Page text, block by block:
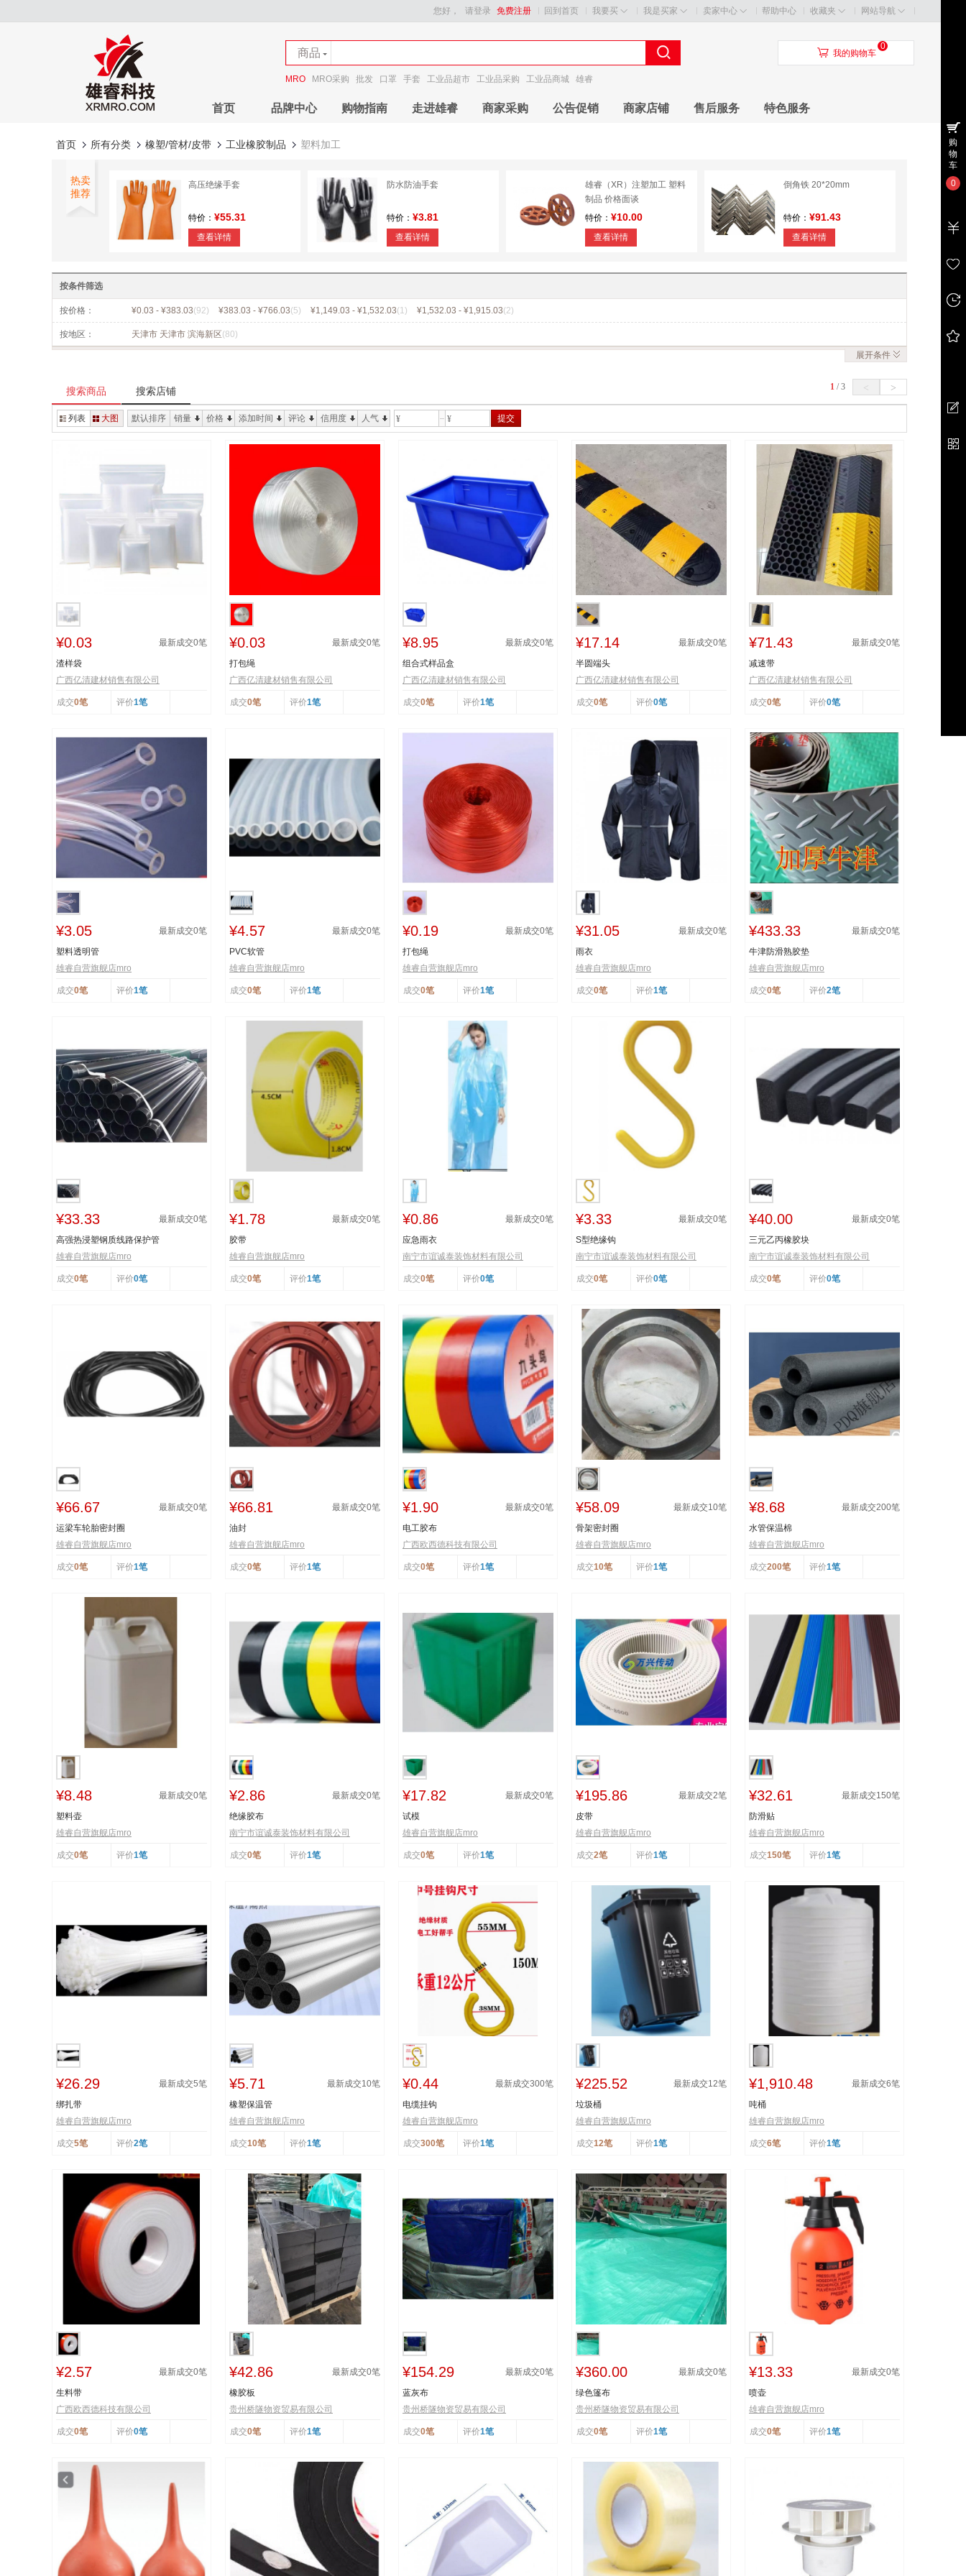
回到首页 我要买 我是买家 卖家中心 帮助中心 收藏夹 网站导航
您好， 请登录 免费注册
商品
店铺
MRO MRO采购 批发 口罩 手套 工业品超市 工业品采购 工业品商城 雄睿
󰃦 我的购物车
0
首页 品牌中心 购物指南 走进雄睿 商家采购 公告促销 商家店铺 售后服务 特色服务
首页 所有分类 橡塑/管材/皮带 工业橡胶制品 塑料加工
热卖
推荐
高压绝缘手套
特价： ¥55.31
查看详情
防水防油手套
特价： ¥3.81
查看详情
雄睿（XR）注塑加工 塑料
制品 价格面谈
特价： ¥10.00
查看详情
倒角铁 20*20mm
特价： ¥91.43
查看详情
特价：¥132.03
查看详情
按条件筛选
按价格： ¥0.03 - ¥383.03(92) ¥383.03 - ¥766.03(5) ¥1,149.03 - ¥1,532.03(1) ¥1,532.03 - ¥1,915.03(2)
按地区： 天津市 天津市 滨海新区(80)
展开条件
搜索商品 搜索店铺 1 / 3 < >
列表 大图 默认排序 销量 价格 添加时间 评论 信用度 人气 ¥ ¥ 提交
¥0.03 最新成交0笔
渣样袋
广西亿清建材销售有限公司
成交0笔 评价1笔
¥0.03 最新成交0笔
打包绳
广西亿清建材销售有限公司
成交0笔 评价1笔
¥8.95 最新成交0笔
组合式样品盒
广西亿清建材销售有限公司
成交0笔 评价1笔
¥17.14 最新成交0笔
半圆端头
广西亿清建材销售有限公司
成交0笔 评价0笔
¥71.43 最新成交0笔
减速带
广西亿清建材销售有限公司
成交0笔 评价0笔
¥3.05 最新成交0笔
塑料透明管
雄睿自营旗舰店mro
成交0笔 评价1笔
¥4.57 最新成交0笔
PVC软管
雄睿自营旗舰店mro
成交0笔 评价1笔
¥0.19 最新成交0笔
打包绳
雄睿自营旗舰店mro
成交0笔 评价1笔
¥31.05 最新成交0笔
雨衣
雄睿自营旗舰店mro
成交0笔 评价1笔
¥433.33 最新成交0笔
牛津防滑熟胶垫
雄睿自营旗舰店mro
成交0笔 评价2笔
¥33.33 最新成交0笔
高强热浸塑钢质线路保护管
雄睿自营旗舰店mro
成交0笔 评价0笔
¥1.78 最新成交0笔
胶带
雄睿自营旗舰店mro
成交0笔 评价1笔
¥0.86 最新成交0笔
应急雨衣
南宁市谊诚泰装饰材料有限公司
成交0笔 评价0笔
¥3.33 最新成交0笔
S型绝缘钩
南宁市谊诚泰装饰材料有限公司
成交0笔 评价0笔
¥40.00 最新成交0笔
三元乙丙橡胶块
南宁市谊诚泰装饰材料有限公司
成交0笔 评价0笔
¥66.67 最新成交0笔
运梁车轮胎密封圈
雄睿自营旗舰店mro
成交0笔 评价1笔
¥66.81 最新成交0笔
油封
雄睿自营旗舰店mro
成交0笔 评价1笔
¥1.90 最新成交0笔
电工胶布
广西欧西德科技有限公司
成交0笔 评价1笔
¥58.09 最新成交10笔
骨架密封圈
雄睿自营旗舰店mro
成交10笔 评价1笔
¥8.68 最新成交200笔
水管保温棉
雄睿自营旗舰店mro
成交200笔 评价1笔
¥8.48 最新成交0笔
塑料壶
雄睿自营旗舰店mro
成交0笔 评价1笔
¥2.86 最新成交0笔
绝缘胶布
南宁市谊诚泰装饰材料有限公司
成交0笔 评价1笔
¥17.82 最新成交0笔
试模
雄睿自营旗舰店mro
成交0笔 评价1笔
¥195.86 最新成交2笔
皮带
雄睿自营旗舰店mro
成交2笔 评价1笔
¥32.61 最新成交150笔
防滑贴
雄睿自营旗舰店mro
成交150笔 评价1笔
¥26.29 最新成交5笔
绑扎带
雄睿自营旗舰店mro
成交5笔 评价2笔
¥5.71 最新成交10笔
橡塑保温管
雄睿自营旗舰店mro
成交10笔 评价1笔
¥0.44 最新成交300笔
电缆挂钩
雄睿自营旗舰店mro
成交300笔 评价1笔
¥225.52 最新成交12笔
垃圾桶
雄睿自营旗舰店mro
成交12笔 评价1笔
¥1,910.48 最新成交6笔
吨桶
雄睿自营旗舰店mro
成交6笔 评价1笔
¥2.57 最新成交0笔
生料带
广西欧西德科技有限公司
成交0笔 评价0笔
¥42.86 最新成交0笔
橡胶板
贵州桥隧物资贸易有限公司
成交0笔 评价1笔
¥154.29 最新成交0笔
蓝灰布
贵州桥隧物资贸易有限公司
成交0笔 评价1笔
¥360.00 最新成交0笔
绿色篷布
贵州桥隧物资贸易有限公司
成交0笔 评价1笔
¥13.33 最新成交0笔
喷壶
雄睿自营旗舰店mro
成交0笔 评价1笔
购
物
车
0